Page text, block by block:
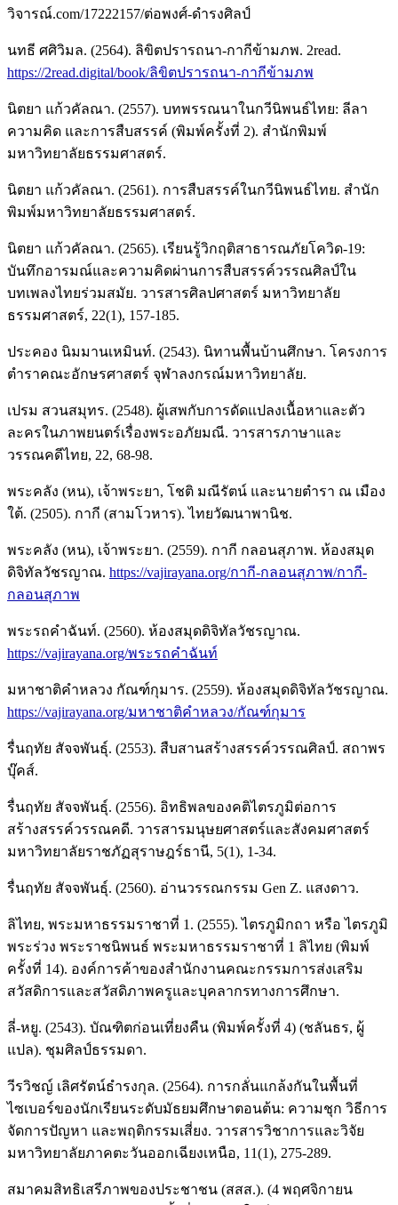
วิจารณ์.com/17222157/ต่อพงศ์-ดำรงศิลป์
นทธี ศศิวิมล. (2564). ลิขิตปรารถนา-กากีข้ามภพ. 2read.
https://2read.digital/book/ลิขิตปรารถนา-กากีข้ามภพ
นิตยา แก้วคัลณา. (2557). บทพรรณนาในกวีนิพนธ์ไทย: ลีลา
ความคิด และการสืบสรรค์ (พิมพ์ครั้งที่ 2). สำนักพิมพ์
มหาวิทยาลัยธรรมศาสตร์.
นิตยา แก้วคัลณา. (2561). การสืบสรรค์ในกวีนิพนธ์ไทย. สำนัก
พิมพ์มหาวิทยาลัยธรรมศาสตร์.
นิตยา แก้วคัลณา. (2565). เรียนรู้วิกฤติสาธารณภัยโควิด-19:
บันทึกอารมณ์และความคิดผ่านการสืบสรรค์วรรณศิลป์ใน
บทเพลงไทยร่วมสมัย. วารสารศิลปศาสตร์ มหาวิทยาลัย
ธรรมศาสตร์, 22(1), 157-185.
ประคอง นิมมานเหมินท์. (2543). นิทานพื้นบ้านศึกษา. โครงการ
ตำราคณะอักษรศาสตร์ จุฬาลงกรณ์มหาวิทยาลัย.
เปรม สวนสมุทร. (2548). ผู้เสพกับการดัดแปลงเนื้อหาและตัว
ละครในภาพยนตร์เรื่องพระอภัยมณี. วารสารภาษาและ
วรรณคดีไทย, 22, 68-98.
พระคลัง (หน), เจ้าพระยา, โชติ มณีรัตน์ และนายตำรา ณ เมือง
ใต้. (2505). กากี (สามโวหาร). ไทยวัฒนาพานิช.
พระคลัง (หน), เจ้าพระยา. (2559). กากี กลอนสุภาพ. ห้องสมุด
ดิจิทัลวัชรญาณ. https://vajirayana.org/กากี-กลอนสุภาพ/กากี-
กลอนสุภาพ
พระรถคำฉันท์. (2560). ห้องสมุดดิจิทัลวัชรญาณ.
https://vajirayana.org/พระรถคำฉันท์
มหาชาติคำหลวง กัณฑ์กุมาร. (2559). ห้องสมุดดิจิทัลวัชรญาณ.
https://vajirayana.org/มหาชาติคำหลวง/กัณฑ์กุมาร
รื่นฤทัย สัจจพันธุ์. (2553). สืบสานสร้างสรรค์วรรณศิลป์. สถาพร
บุ๊คส์.
รื่นฤทัย สัจจพันธุ์. (2556). อิทธิพลของคติไตรภูมิต่อการ
สร้างสรรค์วรรณคดี. วารสารมนุษยศาสตร์และสังคมศาสตร์
มหาวิทยาลัยราชภัฏสุราษฎร์ธานี, 5(1), 1-34.
รื่นฤทัย สัจจพันธุ์. (2560). อ่านวรรณกรรม Gen Z. แสงดาว.
ลิไทย, พระมหาธรรมราชาที่ 1. (2555). ไตรภูมิกถา หรือ ไตรภูมิ
พระร่วง พระราชนิพนธ์ พระมหาธรรมราชาที่ 1 ลิไทย (พิมพ์
ครั้งที่ 14). องค์การค้าของสำนักงานคณะกรรมการส่งเสริม
สวัสดิการและสวัสดิภาพครูและบุคลากรทางการศึกษา.
ลี่-หยู. (2543). บัณฑิตก่อนเที่ยงคืน (พิมพ์ครั้งที่ 4) (ชลันธร, ผู้
แปล). ชุมศิลป์ธรรมดา.
วีรวิชญ์ เลิศรัตน์ธำรงกุล. (2564). การกลั่นแกล้งกันในพื้นที่
ไซเบอร์ของนักเรียนระดับมัธยมศึกษาตอนต้น: ความชุก วิธีการ
จัดการปัญหา และพฤติกรรมเสี่ยง. วารสารวิชาการและวิจัย
มหาวิทยาลัยภาคตะวันออกเฉียงเหนือ, 11(1), 275-289.
สมาคมสิทธิเสรีภาพของประชาชน (สสส.). (4 พฤศจิกายน